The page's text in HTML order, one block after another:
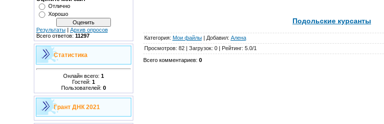
Отлично
Хорошо
Результаты| Архив опросов
Всего ответов: 11297
Статистика
Онлайн всего: 1
Гостей: 1
Пользователей: 0
Грант ДНК 2021
Подольские курсанты
Категория: Мои файлы| Добавил: Алена
Просмотров: 82| Загрузок: 0 | Рейтинг: 5.0/1
Всего комментариев: 0